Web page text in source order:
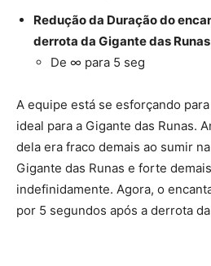
Redução da Duração do
derrota da Gigante das Runas
De ∞ para 5 seg
A equipe está se esforçando
ideal para a Gigante das Runas.
dela era fraco demais ao sumir
Gigante das Runas e forte
indefinidamente. Agora, o
por 5 segundos após a derrota